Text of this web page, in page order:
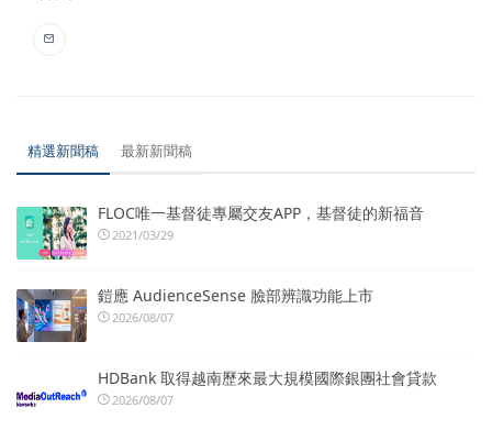
精選新聞稿 最新新聞稿
FLOC唯一基督徒專屬交友APP，基督徒的新福音
2021/03/29
鎧應 AudienceSense 臉部辨識功能上市
2026/08/07
HDBank 取得越南歷來最大規模國際銀團社會貸款
2026/08/07